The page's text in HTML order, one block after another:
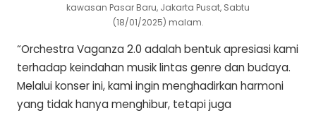
kawasan Pasar Baru, Jakarta Pusat, Sabtu
(18/01/2025) malam.
“Orchestra Vaganza 2.0 adalah bentuk apresiasi kami
terhadap keindahan musik lintas genre dan budaya.
Melalui konser ini, kami ingin menghadirkan harmoni
yang tidak hanya menghibur, tetapi juga